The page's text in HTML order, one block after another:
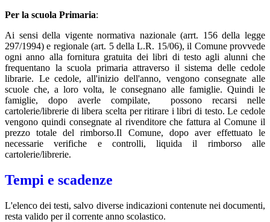
Per la scuola Primaria:
Ai sensi della vigente normativa nazionale (arrt. 156 della legge
297/1994) e regionale (art. 5 della L.R. 15/06), il Comune provvede
ogni anno alla fornitura gratuita dei libri di testo agli alunni che
frequentano la scuola primaria attraverso il sistema delle cedole
librarie. Le cedole, all'inizio dell'anno, vengono consegnate alle
scuole che, a loro volta, le consegnano alle famiglie. Quindi le
famiglie, dopo averle compilate, possono recarsi nelle
cartolerie/librerie di libera scelta per ritirare i libri di testo. Le cedole
vengono quindi consegnate al rivenditore che fattura al Comune il
prezzo totale del rimborso.Il Comune, dopo aver effettuato le
necessarie verifiche e controlli, liquida il rimborso alle
cartolerie/librerie.
Tempi e scadenze
L'elenco dei testi, salvo diverse indicazioni contenute nei documenti,
resta valido per il corrente anno scolastico.